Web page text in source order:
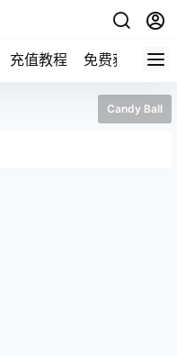
充值教程 免费获取积分
Candy Ball